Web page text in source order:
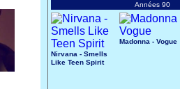
Années 90
Nirvana - Smells
Like Teen Spirit
Madonna - Vogue